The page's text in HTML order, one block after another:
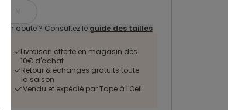
M
Un doute ? Consultez le guide des tailles
Livraison offerte en magasin dès
10€ d'achat
Retour & échanges gratuits toute
la saison
Vendu et expédié par Tape à l'Oeil